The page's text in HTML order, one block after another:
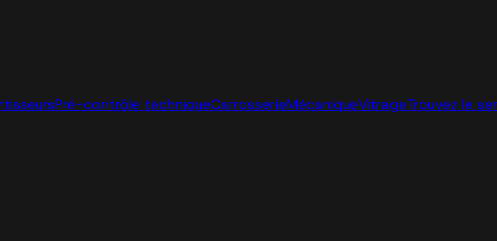
Pré-contrôle techniqueCarrosserieMécaniqueVitrageTrouvez le